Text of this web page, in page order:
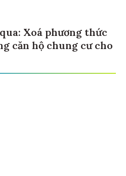
Xoá phương thức
căn hộ chung cư cho